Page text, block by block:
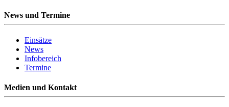
News und Termine
Einsätze
News
Infobereich
Termine
Medien und Kontakt